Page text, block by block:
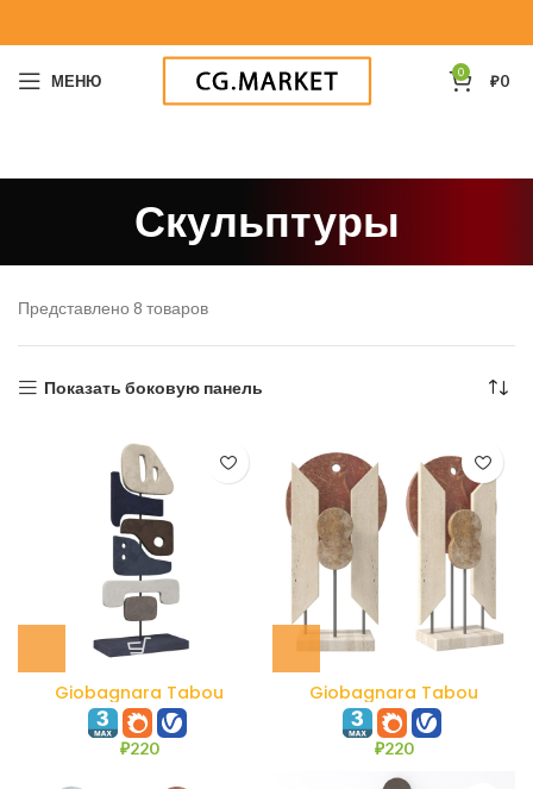
МЕНЮ 0 ₽0
Скульптуры
Представлено 8 товаров
Показать боковую панель
Giobagnara Tabou
Sculpture #3
₽220
Giobagnara Tabou
Sculpture #2
₽220